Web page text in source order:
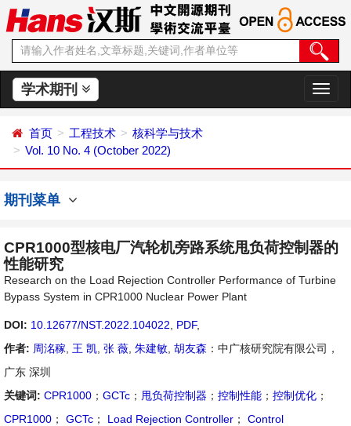
学术期刊
切
换
首页 工程技术
核科学与技术
Vol. 10 No. 4 (October 2022)
期刊菜单
CPR1000型核电厂汽轮机旁路系统甩负荷控制器的
性能研究
Research on the Load Rejection Controller Performance of Turbine
Bypass System in CPR1000 Nuclear Power Plant
DOI: 10.12677/NST.2022.104022 PDF,
作者: 周洺稼 王 凯 张 薇 朱建敏 胡友森 ：中广核研究院有限公司，
广东 深圳
关键词: CPR1000 ； GCTc ； 甩负荷控制器 ； 控制性能 ； 控制优化 ；
CPR1000 ； GCTc ； Load Rejection Controller ；
Control